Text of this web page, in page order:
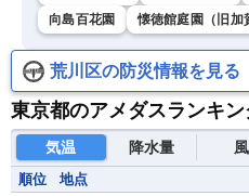
向島百花園
懐徳館庭園（旧加
荒川区の防災情報を見る
東京都のアメダスランキン
気温 降水量 風
順位 地点